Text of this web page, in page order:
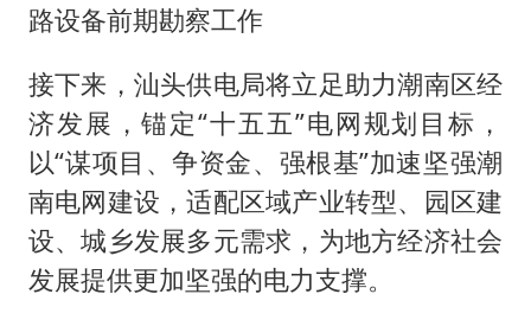
路设备前期勘察工作
接下来，汕头供电局将立足助力潮南区经
济发展，锚定“十五五”电网规划目标，
以“谋项目、争资金、强根基”加速坚强潮
南电网建设，适配区域产业转型、园区建
设、城乡发展多元需求，为地方经济社会
发展提供更加坚强的电力支撑。